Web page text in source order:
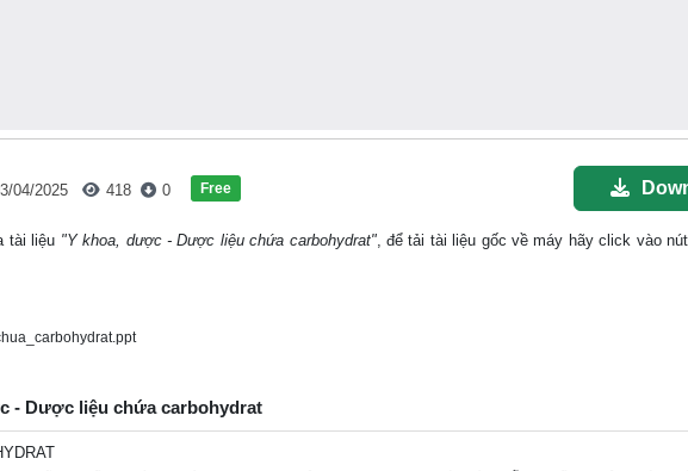
04/2025 418 0 Free
tài liệu "Y khoa, dược - Dược liệu chứa carbohydrat", để tải tài liệu gốc về máy hãy click vào nút
- Dược liệu chứa carbohydrat